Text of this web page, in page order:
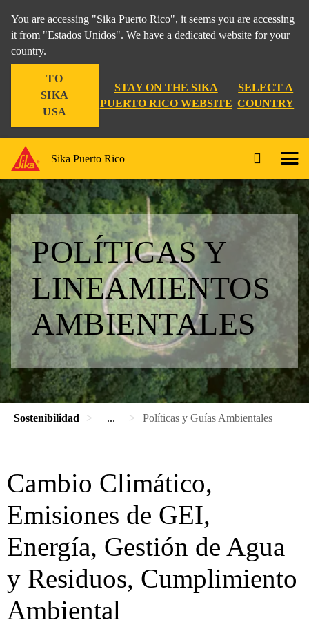
You are accessing "Sika Puerto Rico", it seems you are accessing
it from "Estados Unidos". We have a dedicated website for your
country.
TO
SIKA
USA
STAY ON THE SIKA
PUERTO RICO WEBSITE
SELECT A
COUNTRY
Sika Puerto Rico
POLÍTICAS Y
LINEAMIENTOS
AMBIENTALES
Sostenibilidad ... Políticas y Guías Ambientales
Cambio Climático,
Emisiones de GEI,
Energía, Gestión de Agua
y Residuos, Cumplimiento
Ambiental